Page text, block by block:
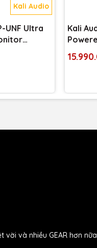
Kali Audio
UNF Ultra
Kali
và nhiều GEAR hơn